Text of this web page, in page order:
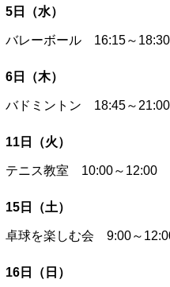
5日（水）
バレーボール 16:15～
6日（木）
バドミントン 18:45～
11日（火）
テニス教室 10:00～12:00
15日（土）
卓球を楽しむ会 9:00～
16日（日）